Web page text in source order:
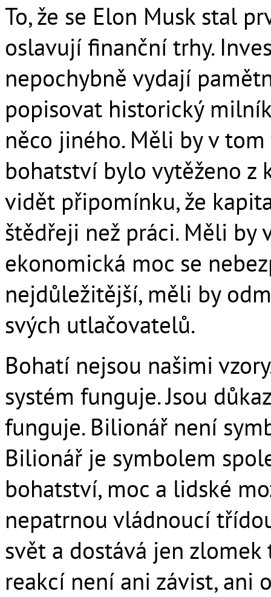
To, že se Elon Musk stal
oslavují finanční trhy.
nepochybně vydají
popisovat historický
něco jiného. Měli by v
bohatství bylo vytěženo z
vidět připomínku, že
štědřeji než práci. Měli by
ekonomická moc se
nejdůležitější, měli by
svých utlačovatelů.
Bohatí nejsou našimi
systém funguje. Jsou
funguje. Bilionář není
Bilionář je symbolem
bohatství, moc a lidské
nepatrnou vládnoucí
svět a dostává jen
reakcí není ani závist, ani